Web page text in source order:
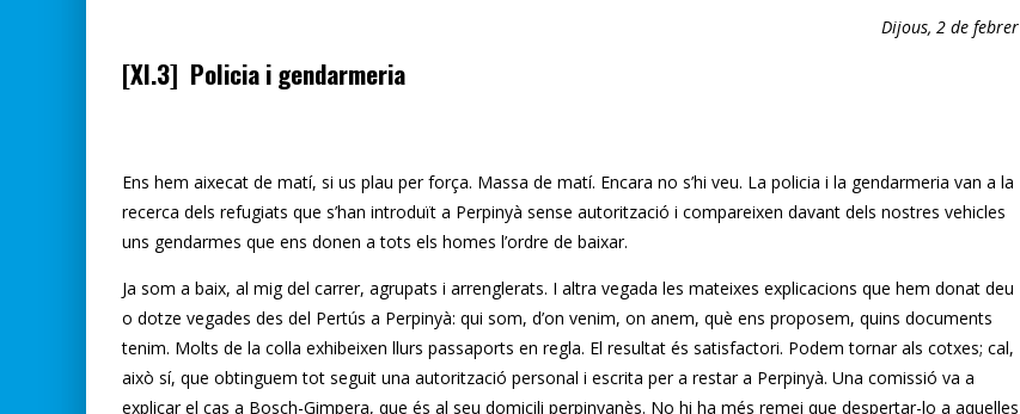
Dijous, 2 de febrer
[XI.3] Policia i gendarmeria
Ens hem aixecat de matí, si us plau per força. Massa de matí. Encara no s’hi veu. La policia i la gendarmeria van a la
recerca dels refugiats que s’han introduït a Perpinyà sense autorització i compareixen davant dels nostres vehicles
uns gendarmes que ens donen a tots els homes l’ordre de baixar.
Ja som a baix, al mig del carrer, agrupats i arrenglerats. I altra vegada les mateixes explicacions que hem donat deu
o dotze vegades des del Pertús a Perpinyà: qui som, d’on venim, on anem, què ens proposem, quins documents
tenim. Molts de la colla exhibeixen llurs passaports en regla. El resultat és satisfactori. Podem tornar als cotxes; cal,
això sí, que obtinguem tot seguit una autorització personal i escrita per a restar a Perpinyà. Una comissió va a
explicar el cas a Bosch-Gimpera, que és al seu domicili perpinyanès. No hi ha més remei que despertar-lo a aquelles